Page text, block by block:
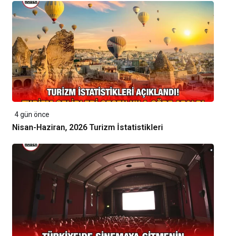
4 gün önce
Nisan-Haziran, 2026 Turizm İstatistikleri